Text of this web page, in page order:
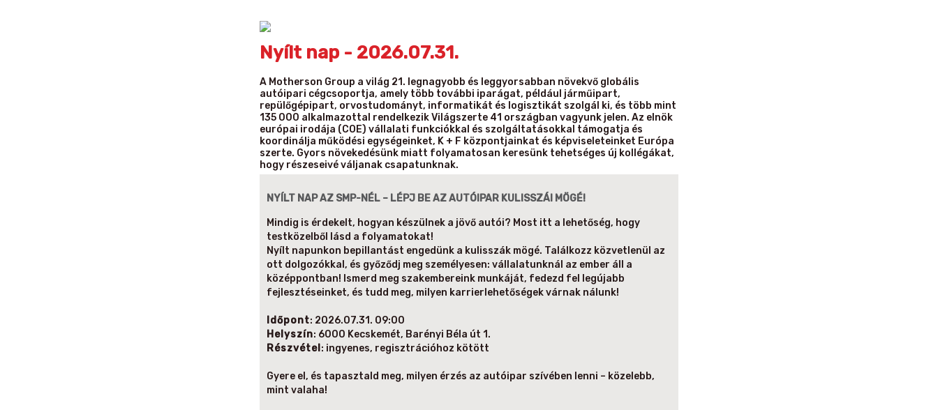
Nyílt nap - 2026.07.31.
A Motherson Group a világ 21. legnagyobb és leggyorsabban növekvő globális
autóipari cégcsoportja, amely több további iparágat, például járműipart,
repülőgépipart, orvostudományt, informatikát és logisztikát szolgál ki, és több mint
135 000 alkalmazottal rendelkezik Világszerte 41 országban vagyunk jelen. Az elnök
európai irodája (COE) vállalati funkciókkal és szolgáltatásokkal támogatja és
koordinálja működési egységeinket, K + F központjainkat és képviseleteinket Európa
szerte. Gyors növekedésünk miatt folyamatosan keresünk tehetséges új kollégákat,
hogy részeseivé váljanak csapatunknak.
NYÍLT NAP AZ SMP-NÉL – LÉPJ BE AZ AUTÓIPAR KULISSZÁI MÖGÉ!
Mindig is érdekelt, hogyan készülnek a jövő autói? Most itt a lehetőség, hogy
testközelből lásd a folyamatokat!
Nyílt napunkon bepillantást engedünk a kulisszák mögé. Találkozz közvetlenül az
ott dolgozókkal, és győződj meg személyesen: vállalatunknál az ember áll a
középpontban! Ismerd meg szakembereink munkáját, fedezd fel legújabb
fejlesztéseinket, és tudd meg, milyen karrierlehetőségek várnak nálunk!
Időpont: 2026.07.31. 09:00
Helyszín: 6000 Kecskemét, Barényi Béla út 1.
Részvétel : ingyenes, regisztrációhoz kötött
Gyere el, és tapasztald meg, milyen érzés az autóipar szívében lenni – közelebb,
mint valaha!